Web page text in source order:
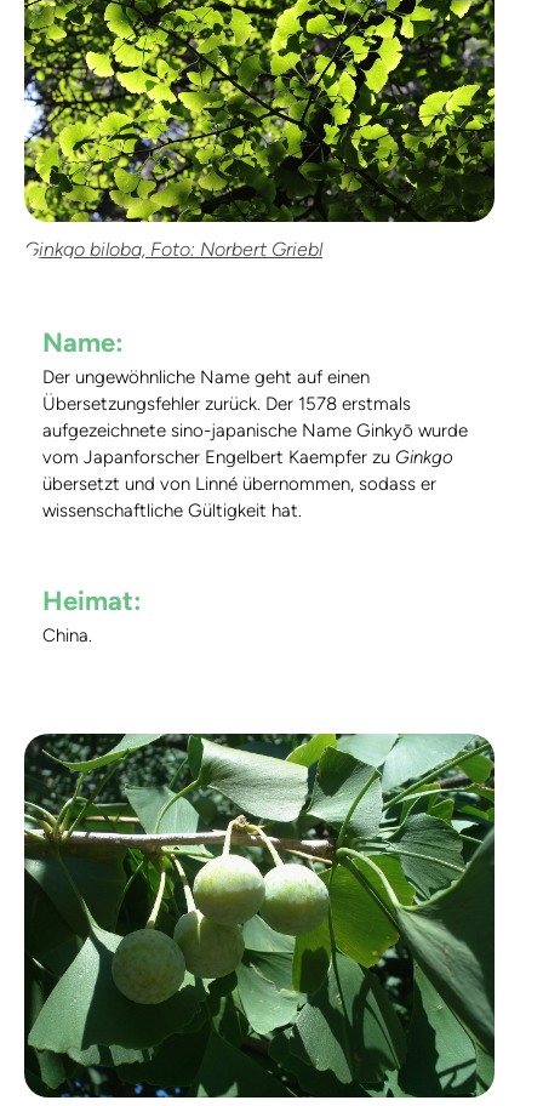
Ginkgo biloba, Foto: Norbert Griebl
Name:
Der ungewöhnliche Name geht auf einen
Übersetzungsfehler zurück. Der 1578 erstmals
aufgezeichnete sino-japanische Name Ginkyō wurde
vom Japanforscher Engelbert Kaempfer zu Ginkgo
übersetzt und von Linné übernommen, sodass er
wissenschaftliche Gültigkeit hat.
Heimat:
China.